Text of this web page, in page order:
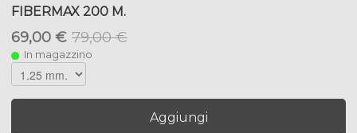
FIBERMAX 200 M.
69,00 € 79,00 €
In magazzino
Aggiungi